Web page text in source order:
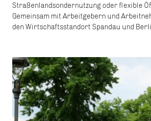
Straßenlandsondernutzung oder flexible
Gemeinsam mit Arbeitgebern und
den Wirtschaftsstandort Spandau und